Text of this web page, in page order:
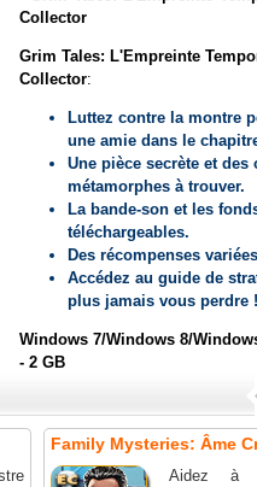
Collector
Grim Tales: L'Empreinte
Collector:
Luttez contre la montre
une amie dans le
Une pièce secrète et des
métamorphes à trouver.
La bande-son et les
téléchargeables.
Des récompenses
Accédez au guide de
plus jamais vous perdre !
Windows 7/Windows 8/
- 2 GB
Family Mysteries: Âme
Aidez à